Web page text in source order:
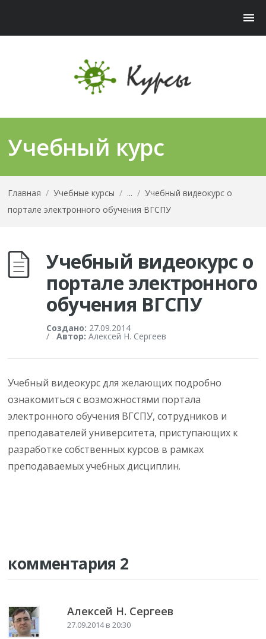
Учебный курс
Главная / Учебные курсы / ... / Учебный видеокурс о
портале электронного обучения ВГСПУ
Учебный видеокурс о
портале электронного
обучения ВГСПУ
Создано: 27.09.2014
/ Автор: Алексей Н. Сергеев
Учебный видеокурс для желающих подробно
ознакомиться с возможностями портала
электронного обучения ВГСПУ, сотрудников и
преподавателей университета, приступающих к
разработке собственных курсов в рамках
преподаваемых учебных дисциплин.
комментария 2
Алексей Н. Сергеев
27.09.2014 в 20:30